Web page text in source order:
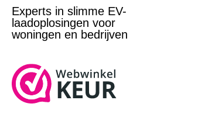
Experts in slimme EV-
laadoplosingen voor
woningen en bedrijven